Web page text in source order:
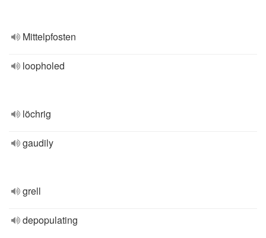
Mittelpfosten
loopholed
löchrig
gaudily
grell
depopulating